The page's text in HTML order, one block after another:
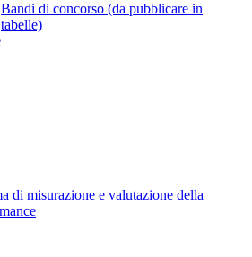
Bandi di concorso (da pubblicare in
tabelle)
di misurazione e valutazione della